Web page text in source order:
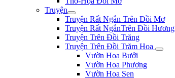
Truyện
Truyện Rất Ngắn Trên Đồi Mơ
Truyện Rất NgắnTrên Đồi Hương
Truyện Trên Đồi Trăng
Truyện Trên Đồi Trăm Hoa
Vườn Hoa Bưởi
Vườn Hoa Phượng
Vườn Hoa Sen